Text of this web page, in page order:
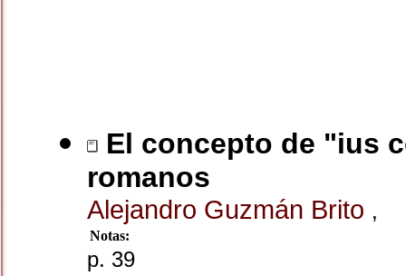
El concepto de "ius
romanos
Alejandro Guzmán Brito ,
Notas:
p. 39